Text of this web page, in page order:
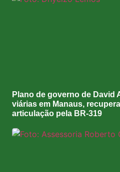
Plano de governo de David
viárias em Manaus,
articulação pela BR-319